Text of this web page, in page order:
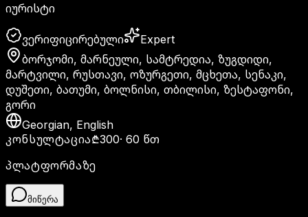
იურისტი
ვერიფიცირებული
Expert
ბორჯომი, მარნეული, სამტრედია, ზუგდიდი,
მარტვილი, რუსთავი, ოზურგეთი, მცხეთა, სენაკი,
დუშეთი, ბათუმი, ბოლნისი, თბილისი, ზესტაფონი,
გორი
Georgian, English
კონსულტაცია₾300·60 წთ
პლატფორმაზე
მიწერა